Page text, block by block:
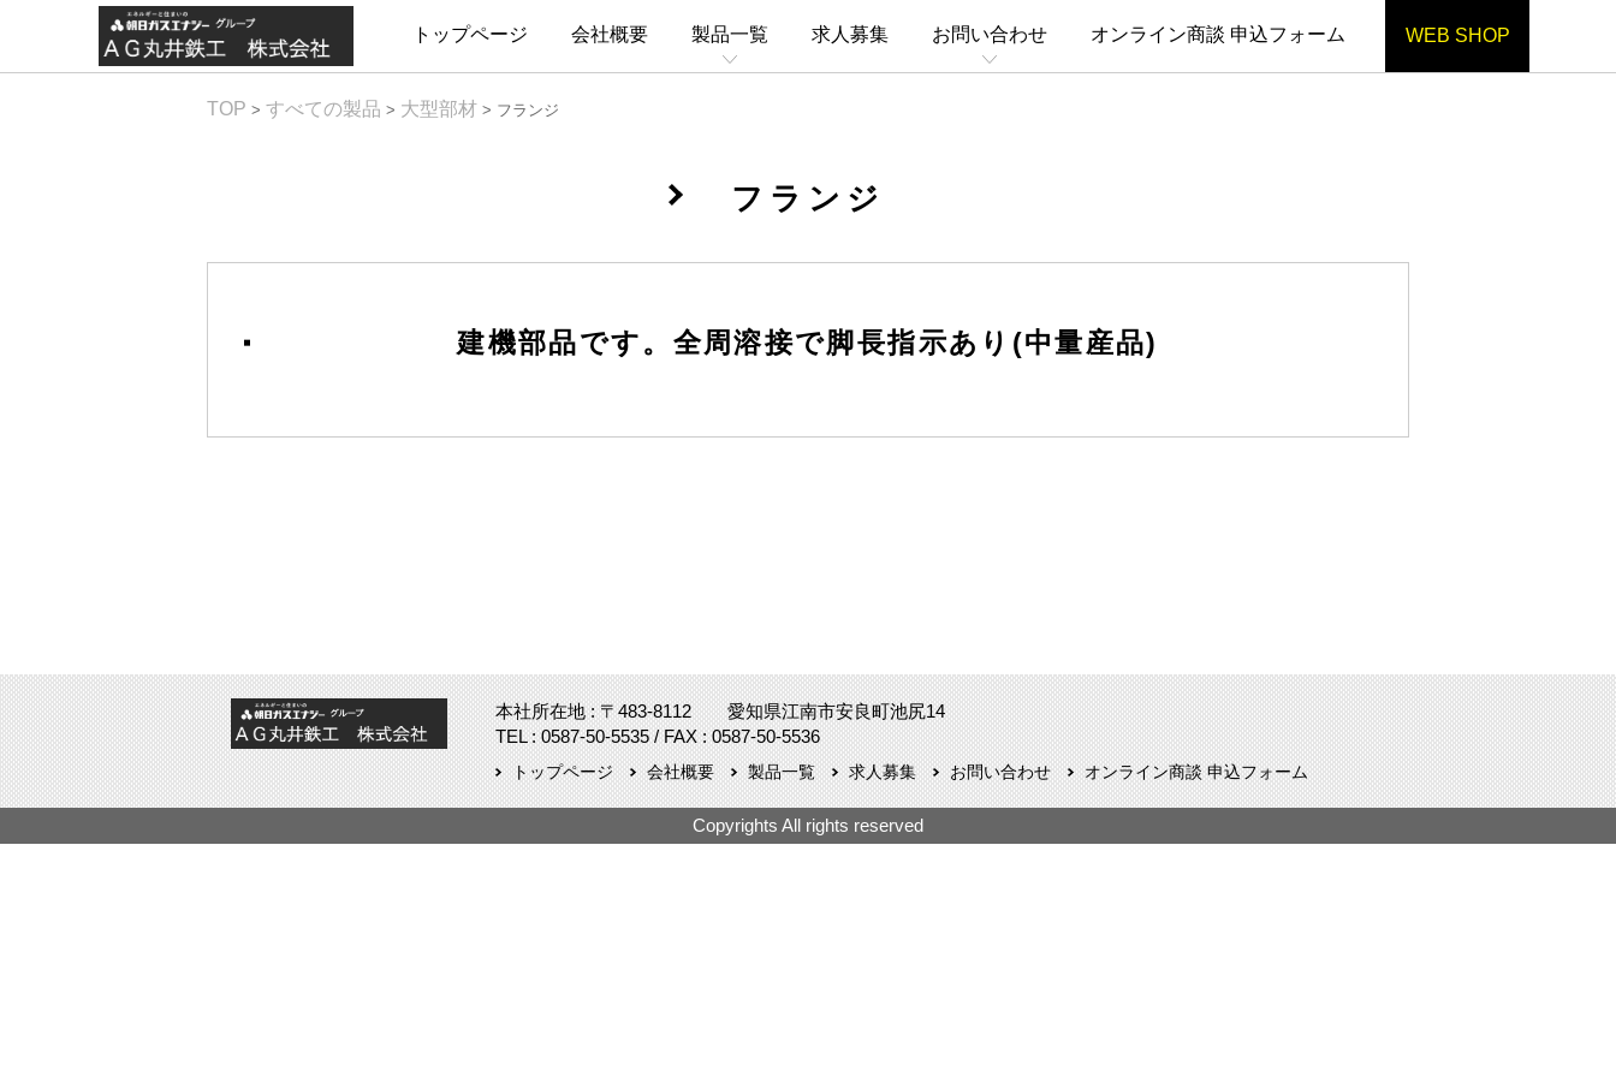
WEB SHOP
トップページ 会社概要 製品一覧 求人募集 お問い合わせ オンライン商談 申込フォーム
TOP > すべての製品 > 大型部材 > フランジ
フランジ
建機部品です。全周溶接で脚長指示あり(中量産品)
本社所在地 : 〒483-8112 愛知県江南市安良町池尻14
TEL : 0587-50-5535 / FAX : 0587-50-5536
トップページ 会社概要 製品一覧 求人募集 お問い合わせ オンライン商談 申込フォーム
Copyrights All rights reserved